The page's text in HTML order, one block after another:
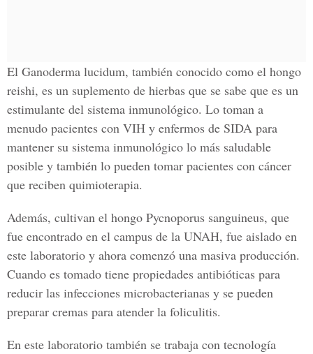
El Ganoderma lucidum, también conocido como el hongo
reishi, es un suplemento de hierbas que se sabe que es un
estimulante del sistema inmunológico. Lo toman a
menudo pacientes con VIH y enfermos de SIDA para
mantener su sistema inmunológico lo más saludable
posible y también lo pueden tomar pacientes con cáncer
que reciben quimioterapia.
Además, cultivan el hongo Pycnoporus sanguineus, que
fue encontrado en el campus de la UNAH, fue aislado en
este laboratorio y ahora comenzó una masiva producción.
Cuando es tomado tiene propiedades antibióticas para
reducir las infecciones microbacterianas y se pueden
preparar cremas para atender la foliculitis.
En este laboratorio también se trabaja con tecnología